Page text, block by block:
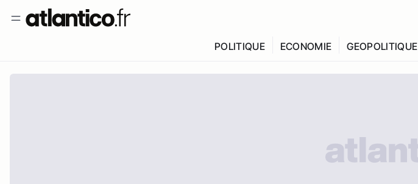
POLITIQUE ECONOMIE GEOPOLITIQUE